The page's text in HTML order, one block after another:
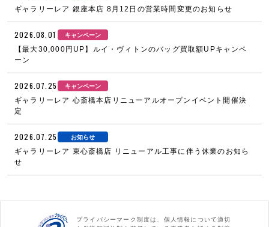
ギャラリーレア 銀座本店 8月12日の営業時間変更のお知らせ
2026.08.01 キャンペーン
【最大30,000円UP】ルイ・ヴィトンのバッグ買取額UPキャンペ
ーン
2026.07.25 キャンペーン
ギャラリーレア 心斎橋本店リニューアルオープンイベント開催決
定
2026.07.25 お知らせ
ギャラリーレア 東心斎橋店 リニューアル工事に伴う休業のお知ら
せ
プライバシーマーク制度は、個人情報について適切